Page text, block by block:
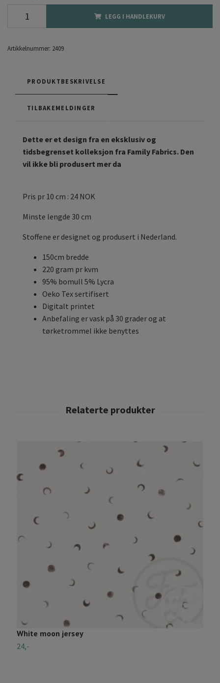
LEGG I HANDLEKURV
Artikkelnummer: 2409
PRODUKTBESKRIVELSE
TILBAKEMELDINGER
Dette er et design fra en eksklusiv og
tidsbegrenset kolleksjon fra Family Fabrics. Den
vil ikke bli produsert mer da
Pris pr 10 cm : 24 NOK
Minste lengde 30 cm
Stoffene er designet og produsert i Nederland.
150cm bredde
220 gram pr kvm
95% bomull 5% Lycra
Oeko Tex sertifisert
Digitalt printet
Anbefaling er vask på 30 grader og at
tørketrommel ikke benyttes
White moon jersey
24,-